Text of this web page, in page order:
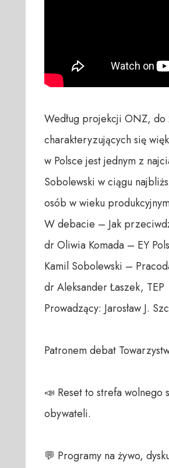
Według projekcji ONZ,
charakteryzujących się
w Polsce jest jednym z
Sobolewski w ciągu
osób w wieku
W debacie – Jak
dr Oliwia Komada – EY
Kamil Sobolewski –
dr Aleksander Łaszek, TEP
Prowadzący: Jarosław J.
Patronem debat
📣 Reset to strefa
obywateli.
💬 Programy na żywo,